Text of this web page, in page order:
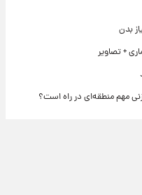
بدن
+ تصاویر
مهم منطقه‌ای در راه است؟